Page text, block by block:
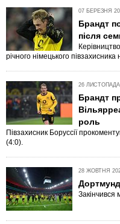
07 БЕРЕЗНЯ
Брандт
після
річного німецького півзахисника
26 ЛИСТОПАДА
Брандт
роль
Півзахисник Боруссії
(4:0).
28 ЖОВТНЯ
Закінчився